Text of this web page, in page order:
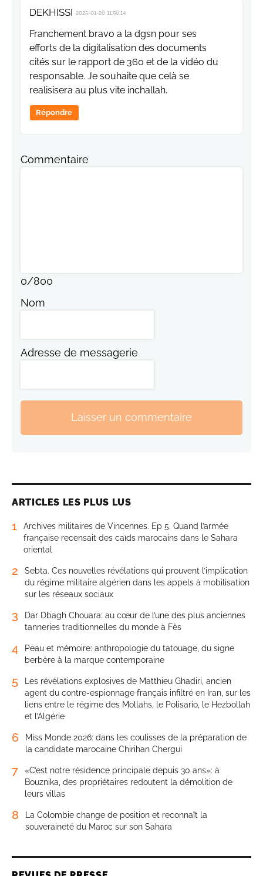
DEKHISSI 2025-01-26 11:56:14
Franchement bravo a la dgsn pour ses
efforts de la digitalisation des documents
cités sur le rapport de 360 et de la vidéo du
responsable. Je souhaite que celà se
realisisera au plus vite inchallah.
Répondre
Commentaire
0/800
Nom
Adresse de messagerie
Laisser un commentaire
ARTICLES LES PLUS LUS
1
Archives militaires de Vincennes. Ep 5. Quand l’armée
française recensait des caïds marocains dans le Sahara
oriental
2
Sebta. Ces nouvelles révélations qui prouvent l’implication
du régime militaire algérien dans les appels à mobilisation
sur les réseaux sociaux
3
Dar Dbagh Chouara: au cœur de l’une des plus anciennes
tanneries traditionnelles du monde à Fès
4
Peau et mémoire: anthropologie du tatouage, du signe
berbère à la marque contemporaine
5
Les révélations explosives de Matthieu Ghadiri, ancien
agent du contre-espionnage français infiltré en Iran, sur les
liens entre le régime des Mollahs, le Polisario, le Hezbollah
et l’Algérie
6
Miss Monde 2026: dans les coulisses de la préparation de
la candidate marocaine Chirihan Chergui
7
«C’est notre résidence principale depuis 30 ans»: à
Bouznika, des propriétaires redoutent la démolition de
leurs villas
8
La Colombie change de position et reconnaît la
souveraineté du Maroc sur son Sahara